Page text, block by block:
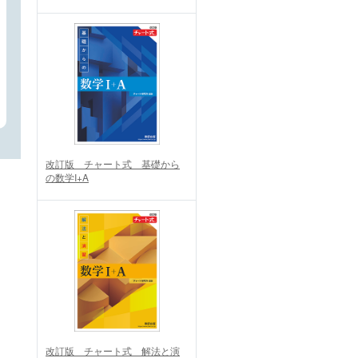
改訂版 チャート式 基礎から
の数学I+A
改訂版 チャート式 解法と演